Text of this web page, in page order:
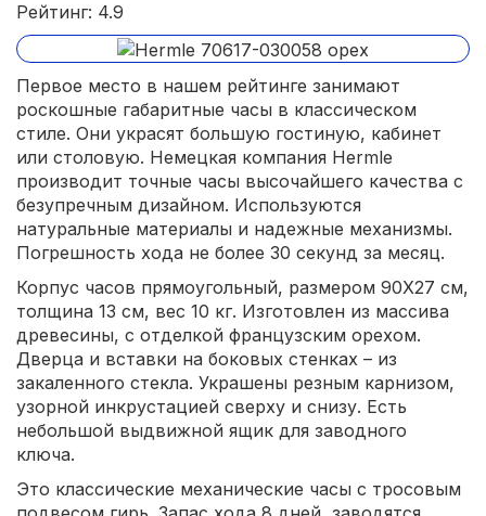
Рейтинг: 4.9
Первое место в нашем рейтинге занимают
роскошные габаритные часы в классическом
стиле. Они украсят большую гостиную, кабинет
или столовую. Немецкая компания Hermle
производит точные часы высочайшего качества с
безупречным дизайном. Используются
натуральные материалы и надежные механизмы.
Погрешность хода не более 30 секунд за месяц.
Корпус часов прямоугольный, размером 90X27 см,
толщина 13 см, вес 10 кг. Изготовлен из массива
древесины, с отделкой французским орехом.
Дверца и вставки на боковых стенках – из
закаленного стекла. Украшены резным карнизом,
узорной инкрустацией сверху и снизу. Есть
небольшой выдвижной ящик для заводного
ключа.
Это классические механические часы с тросовым